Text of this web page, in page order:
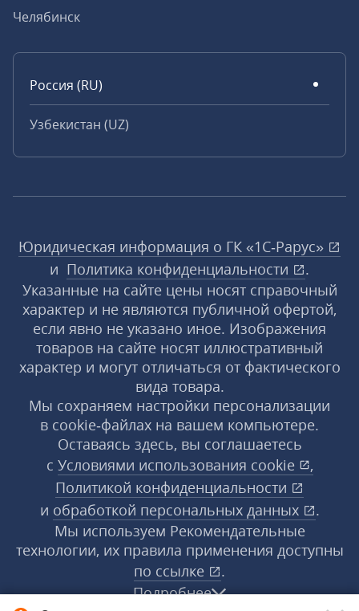
Челябинск
Россия (RU)
Узбекистан (UZ)
Юридическая информация о ГК «1С‑Рарус»
и Политика конфиденциальности
.
Указанные на сайте цены носят справочный
характер и не являются публичной офертой,
если явно не указано иное. Изображения
товаров на сайте носят иллюстративный
характер и могут отличаться от фактического
вида товара.
Мы сохраняем настройки персонализации
в cookie‑файлах на вашем компьютере.
Оставаясь здесь, вы соглашаетесь
с Условиями использования cookie
,
Политикой конфиденциальности
и обработкой персональных данных
.
Мы используем Рекомендательные
технологии, их правила применения доступны
по ссылке
.
Подробнее